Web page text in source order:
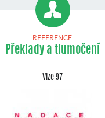
REFERENCE
Překlady a tlumočení
Vize 97